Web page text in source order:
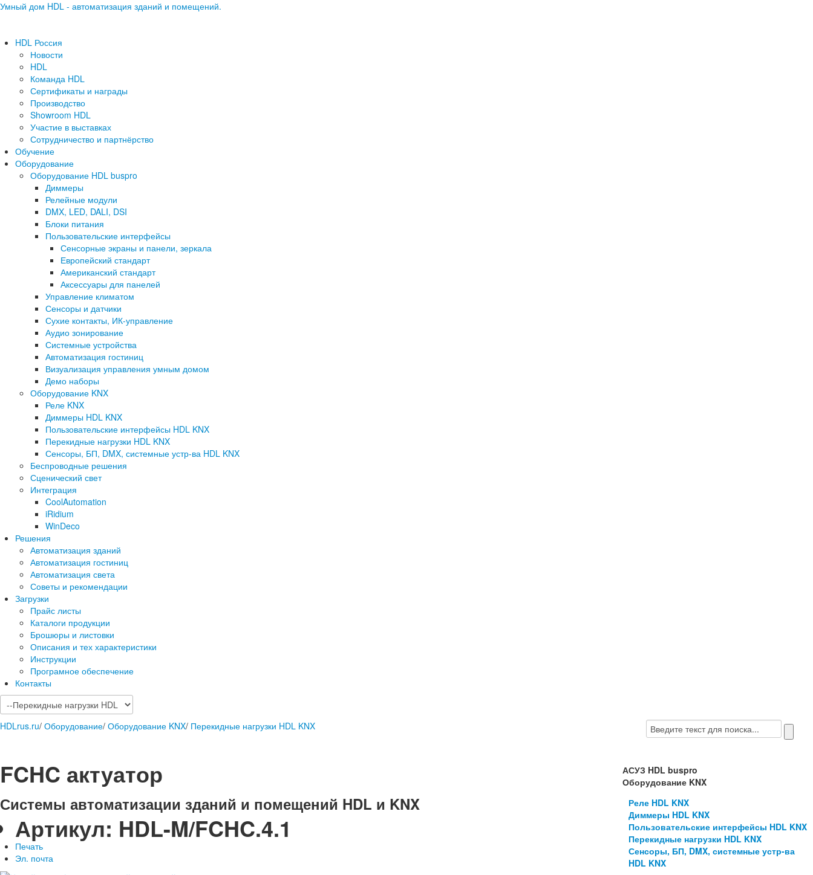
Умный дом HDL - автоматизация зданий и помещений.
HDL Россия
Новости
HDL
Команда HDL
Сертификаты и награды
Производство
Showroom HDL
Участие в выставках
Сотрудничество и партнёрство
Обучение
Оборудование
Оборудование HDL buspro
Диммеры
Релейные модули
DMX, LED, DALI, DSI
Блоки питания
Пользовательские интерфейсы
Сенсорные экраны и панели, зеркала
Европейский стандарт
Американский стандарт
Аксессуары для панелей
Управление климатом
Сенсоры и датчики
Сухие контакты, ИК-управление
Аудио зонирование
Системные устройства
Автоматизация гостиниц
Визуализация управления умным домом
Демо наборы
Оборудование KNX
Реле KNX
Диммеры HDL KNX
Пользовательские интерфейсы HDL KNX
Перекидные нагрузки HDL KNX
Сенсоры, БП, DMX, системные устр-ва HDL KNX
Беспроводные решения
Сценический свет
Интеграция
CoolAutomation
iRidium
WinDeco
Решения
Автоматизация зданий
Автоматизация гостиниц
Автоматизация света
Советы и рекомендации
Загрузки
Прайс листы
Каталоги продукции
Брошюры и листовки
Описания и тех характеристики
Инструкции
Програмное обеспечение
Контакты
HDLrus.ru/ Оборудование/ Оборудование KNX/ Перекидные нагрузки HDL KNX
FCHC актуатор
Системы автоматизации зданий и помещений HDL и KNX
Артикул: HDL-M/FCHC.4.1
Печать
Эл. почта
АСУЗ HDL buspro
Оборудование KNX
Реле HDL KNX
Диммеры HDL KNX
Пользовательские интерфейсы HDL KNX
Перекидные нагрузки HDL KNX
Сенсоры, БП, DMX, системные устр-ва
HDL KNX